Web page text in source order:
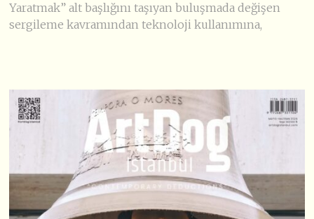
Yaratmak” alt başlığını taşıyan buluşmada değişen
sergileme kavramından teknoloji kullanımına,